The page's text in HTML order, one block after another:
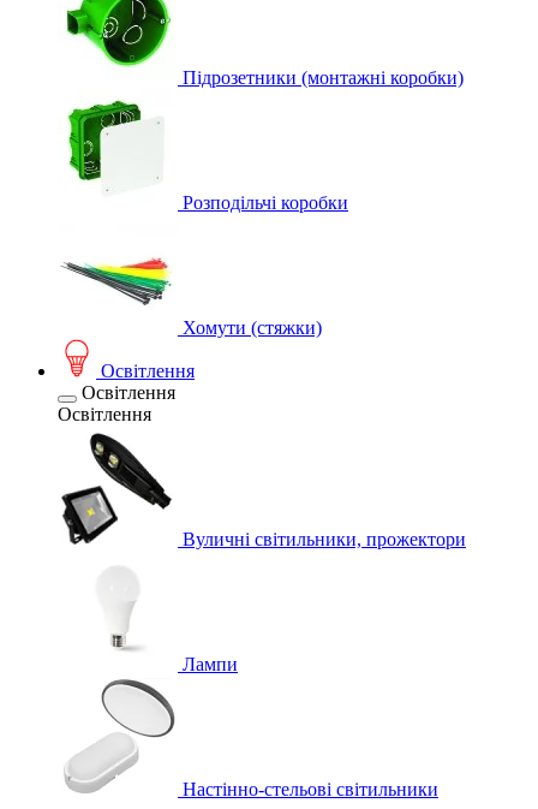
Підрозетники (монтажні коробки)
Розподільчі коробки
Хомути (стяжки)
Освітлення
Освітлення
Освітлення
Вуличні світильники, прожектори
Лампи
Настінно-стельові світильники